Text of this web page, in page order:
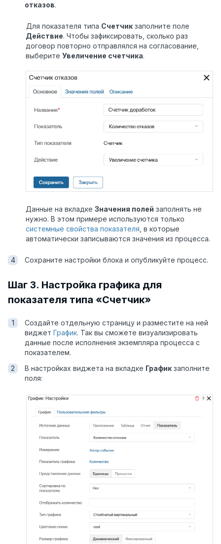
отказов.
Для показателя типа Счетчик заполните поле
Действие. Чтобы зафиксировать, сколько раз
договор повторно отправлялся на согласование,
выберите Увеличение счетчика.
Данные на вкладке Значения полей заполнять не
нужно. В этом примере используются только
системные свойства показателя, в которые
автоматически записываются значения из процесса.
Сохраните настройки блока и опубликуйте процесс.
Шаг 3. Настройка графика для
показателя типа «Счетчик»
Создайте отдельную страницу и разместите на ней
виджет График. Так вы сможете визуализировать
данные после исполнения экземпляра процесса с
показателем.
В настройках виджета на вкладке График заполните
поля: